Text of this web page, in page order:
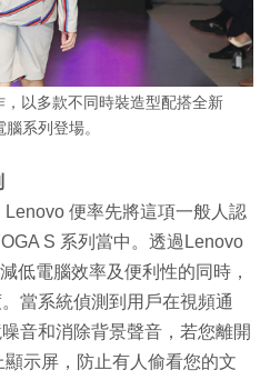
以多款不同時裝造型配搭全新
腦系列登場。
便率先將這項一般人認
S 系列當中。透過Lenovo
低電腦效率及便利性的同時，
當系統偵測到用戶在視頻通
音和消除背景聲音，若您離開
示屏，防止有人偷看您的文